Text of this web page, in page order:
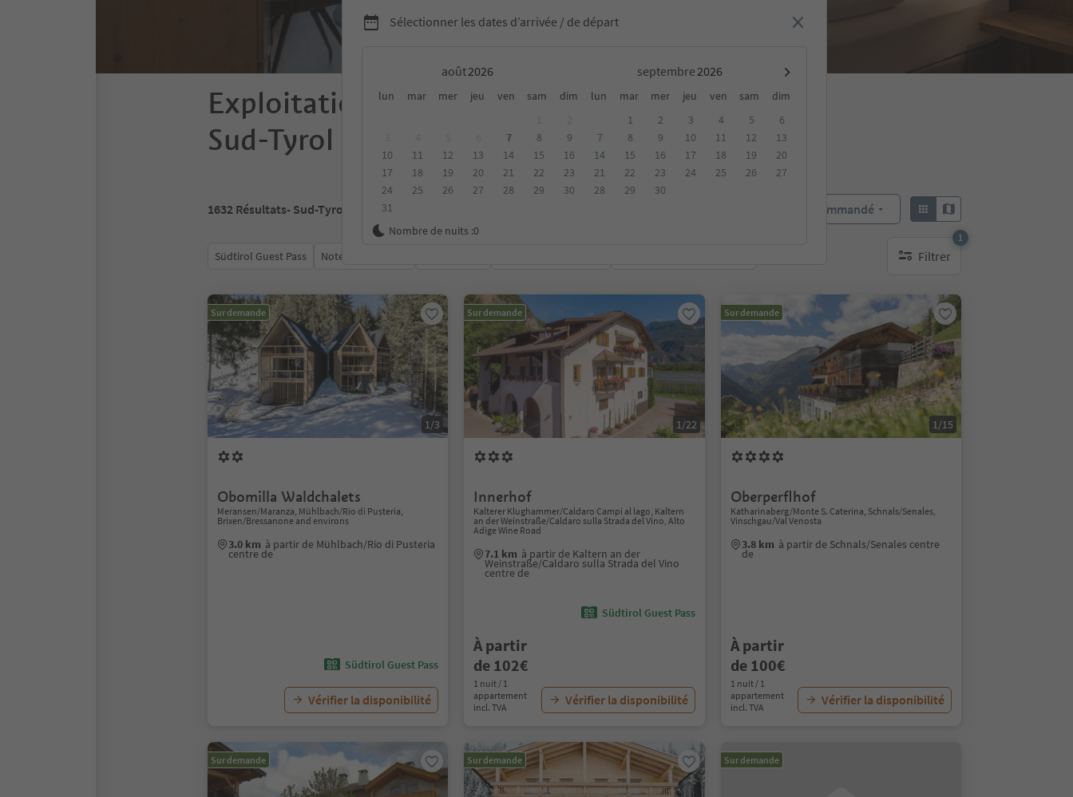
Sélectionner les dates d’arrivée / de départ
août septembre
lun mar mer jeu ven sam dim lun mar mer jeu ven sam
dim
7 8
9
10
11 12 13 14 15
16
17
18 19 20 21 22
23
24
25 26 27 28 29
30
31
1 2 3 4 5
6
7
8 9 10 11 12
13
14
15 16 17 18 19
20
21
22 23 24 25 26
27
28
29 30
Nombre de nuits :0
Exploitations "Roter Hahn" dans le
Sud-Tyrol
1632 Résultats- Sud-Tyrol Recommandé
Südtirol Guest Pass Note moyenne Filtrer
1
1 filtre actif
Sur demande
1/3
Obomilla Waldchalets
Meransen/Maranza, Mühlbach/Rio di Pusteria,
Brixen/Bressanone and environs
3.0 km à partir de Mühlbach/Rio di Pusteria
centre de
Südtirol Guest Pass
Vérifier la disponibilité
Sur demande
1/22
Innerhof
Kalterer Klughammer/Caldaro Campi al lago, Kaltern
an der Weinstraße/Caldaro sulla Strada del Vino, Alto
Adige Wine Road
7.1 km à partir de Kaltern an der
Weinstraße/Caldaro sulla Strada del Vino
centre de
Südtirol Guest Pass
À partir
de 102€
1 nuit / 1
appartement
incl. TVA
Vérifier la disponibilité
Sur demande
1/15
Oberperflhof
Katharinaberg/Monte S. Caterina, Schnals/Senales,
Vinschgau/Val Venosta
3.8 km à partir de Schnals/Senales centre
de
À partir
de 100€
1 nuit / 1
appartement
incl. TVA
Vérifier la disponibilité
Sur demande Sur demande Sur demande